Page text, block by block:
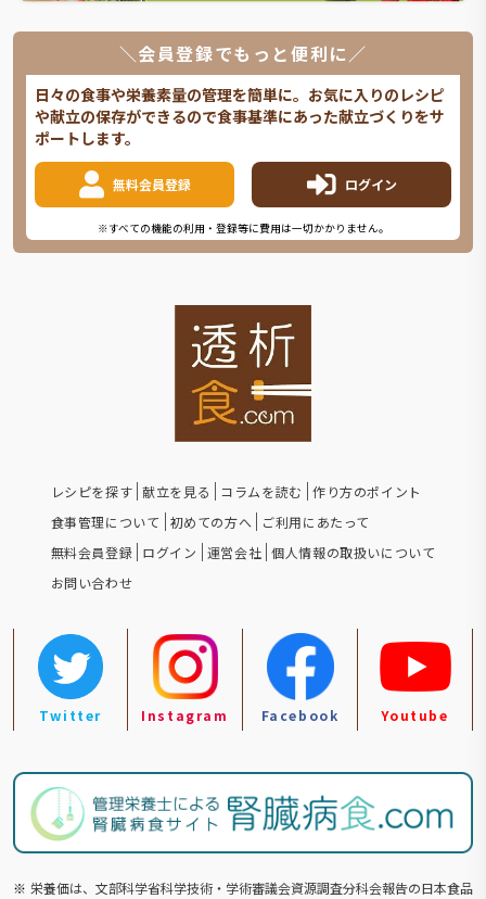
＼会員登録でもっと便利に／
日々の食事や栄養素量の管理を簡単に。お気に入りのレシピ
や献立の保存ができるので食事基準にあった献立づくりをサ
ポートします。
無料会員登録 ログイン
※すべての機能の利用・登録等に費用は一切かかりません。
レシピを探す 献立を見る コラムを読む
作り方のポイント
食事管理について
初めての方へ
ご利用にあたって
無料会員登録 ログイン 運営会社 個人情報の取扱いについて
お問い合わせ
Twitter Instagram Facebook Youtube
※ 栄養価は、文部科学省科学技術・学術審議会資源調査分科会報告の⽇本食品